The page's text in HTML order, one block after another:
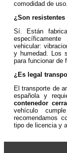
comodidad de uso.
¿Son
Sí. Están
vehicular:
y humedad. Los
para funcionar de
¿Es legal
El transporte de
española y
contenedor
vehículo
recomendamos
tipo de licencia y